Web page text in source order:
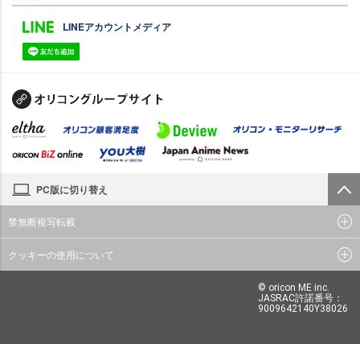
LINEアカウントメディア
PC版に切り替え
禁無断複写転載
クッキーの使用について
© oricon ME inc.
JASRAC許諾番号：
9009642140Y38026